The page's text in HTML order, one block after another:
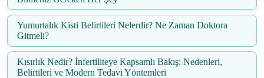
Yumurtalık Kisti Belirtileri Nelerdir? Ne Zaman Doktora
Gitmeli?
Kısırlık Nedir? İnfertiliteye Kapsamlı Bakış: Nedenleri,
Belirtileri ve Modern Tedavi Yöntemleri